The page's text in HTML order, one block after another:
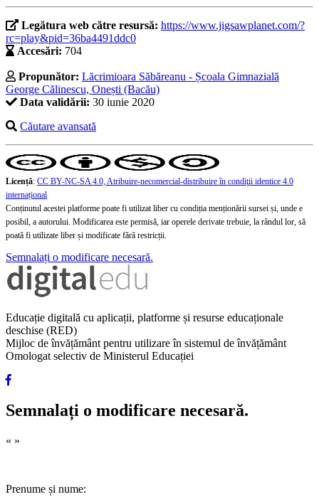
Legătura web către resursă: https://www.jigsawplanet.com/?
rc=play&pid=36ba4491ddc0
Accesări: 704
Propunător: Lăcrimioara Săbăreanu - Școala Gimnazială
George Călinescu, Onești (Bacău)
Data validării: 30 iunie 2020
Căutare avansată
Licență: CC BY-NC-SA 4.0, Atribuire-necomercial-distribuire în condiţii identice 4.0
internațional
Conținutul acestei platforme poate fi utilizat liber cu condiția menționării sursei și, unde e
posibil, a autorului. Modificarea este permisă, iar operele derivate trebuie, la rândul lor, să
poată fi utilizate liber și modificate fără restricții.
Semnalați o modificare necesară.
Educație digitală cu aplicații, platforme și resurse educaționale
deschise (RED)
Mijloc de învățământ pentru utilizare în sistemul de învățământ
Omologat selectiv de Ministerul Educației
Semnalați o modificare necesară.
« »
Prenume și nume: